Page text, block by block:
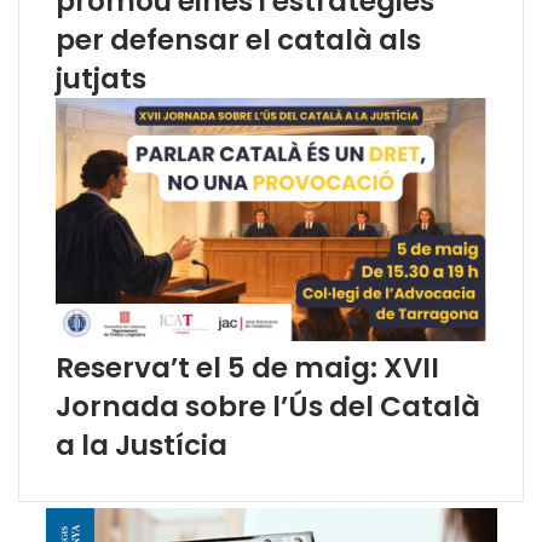
a
c
o
n
e
l
a
l
a
d
v
o
c
a
c
i
a
d
e
i
t
per defensar el català als
jutjats
Reserva’t el 5 de maig: XVII
Jornada sobre l’Ús del Català
a la Justícia